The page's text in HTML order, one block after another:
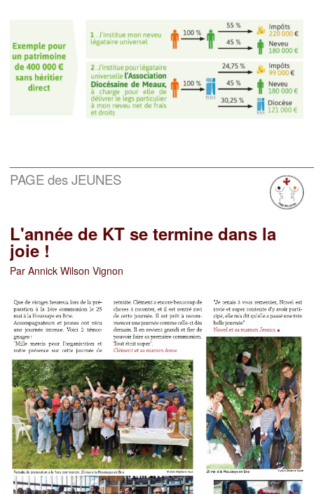
PAGE des JEUNES
L'année de KT se termine dans la
joie !
Par Annick Wilson Vignon